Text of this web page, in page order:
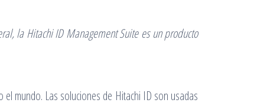
la Hitachi ID Management Suite es un producto
mundo. Las soluciones de Hitachi ID son usadas